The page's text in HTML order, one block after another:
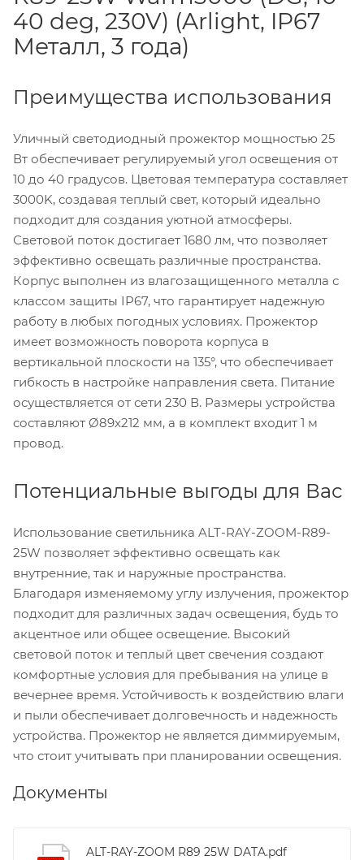
40 deg, 230V) (Arlight, IP67
Металл, 3 года)
Преимущества использования
Уличный светодиодный прожектор мощностью 25
Вт обеспечивает регулируемый угол освещения от
10 до 40 градусов. Цветовая температура составляет
3000K, создавая теплый свет, который идеально
подходит для создания уютной атмосферы.
Световой поток достигает 1680 лм, что позволяет
эффективно освещать различные пространства.
Корпус выполнен из влагозащищенного металла с
классом защиты IP67, что гарантирует надежную
работу в любых погодных условиях. Прожектор
имеет возможность поворота корпуса в
вертикальной плоскости на 135°, что обеспечивает
гибкость в настройке направления света. Питание
осуществляется от сети 230 В. Размеры устройства
составляют Ø89x212 мм, а в комплект входит 1 м
провод.
Потенциальные выгоды для Вас
Использование светильника ALT-RAY-ZOOM-R89-
25W позволяет эффективно освещать как
внутренние, так и наружные пространства.
Благодаря изменяемому углу излучения, прожектор
подходит для различных задач освещения, будь то
акцентное или общее освещение. Высокий
световой поток и теплый цвет свечения создают
комфортные условия для пребывания на улице в
вечернее время. Устойчивость к воздействию влаги
и пыли обеспечивает долговечность и надежность
устройства. Прожектор не является диммируемым,
что стоит учитывать при планировании освещения.
Документы
ALT-RAY-ZOOM R89 25W DATA.pdf